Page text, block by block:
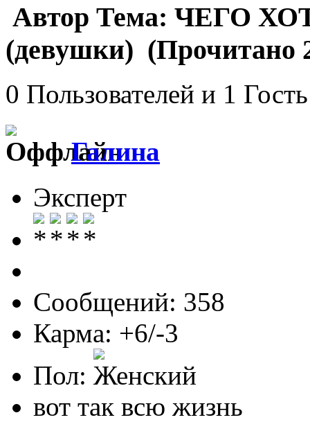
Автор Тема: ЧЕГО
(девушки) (Прочитано
0 Пользователей и 1
Галина
Эксперт
Сообщений: 358
Карма: +6/-3
Пол:
вот так всю жизнь